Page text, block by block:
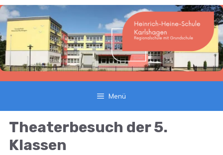
Zum
Inhalt
springen
Menü
Theaterbesuch der 5.
Klassen